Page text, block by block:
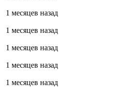
1 месяцев назад
1 месяцев назад
1 месяцев назад
1 месяцев назад
1 месяцев назад